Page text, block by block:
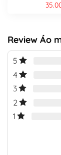
Review Áo
5
4
3
2
1